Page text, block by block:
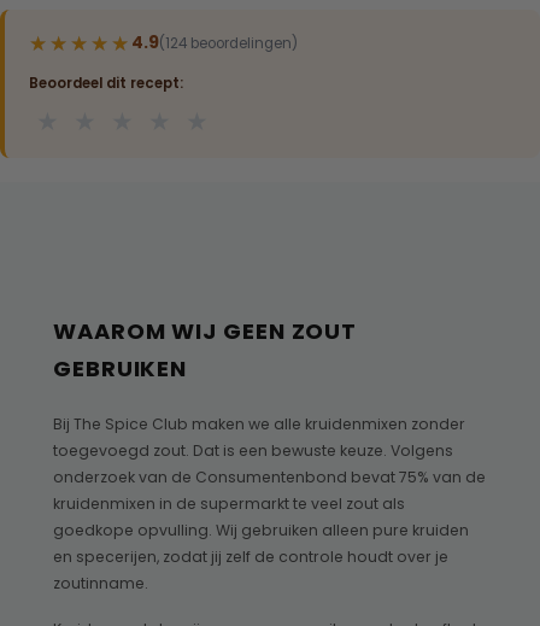
★★★★★
★★★★★ 4.9(124 beoordelingen)
Beoordeel dit recept:
WAAROM WIJ GEEN ZOUT
GEBRUIKEN
Bij The Spice Club maken we alle kruidenmixen zonder
toegevoegd zout. Dat is een bewuste keuze. Volgens
onderzoek van de Consumentenbond bevat 75% van de
kruidenmixen in de supermarkt te veel zout als
goedkope opvulling. Wij gebruiken alleen pure kruiden
en specerijen, zodat jij zelf de controle houdt over je
zoutinname.